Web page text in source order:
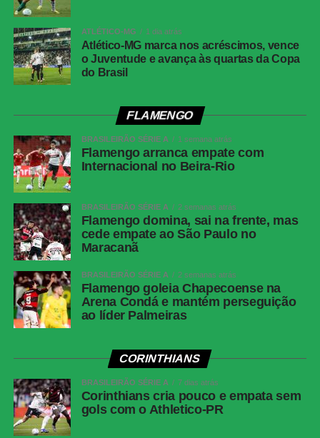
ATLÉTICO-MG 1 dia atrás
Atlético-MG marca nos acréscimos, vence
o Juventude e avança às quartas da Copa
do Brasil
FLAMENGO
BRASILEIRÃO SÉRIE A 1 semana atrás
Flamengo arranca empate com
Internacional no Beira-Rio
BRASILEIRÃO SÉRIE A 2 semanas atrás
Flamengo domina, sai na frente, mas
cede empate ao São Paulo no
Maracanã
BRASILEIRÃO SÉRIE A 2 semanas atrás
Flamengo goleia Chapecoense na
Arena Condá e mantém perseguição
ao líder Palmeiras
CORINTHIANS
BRASILEIRÃO SÉRIE A 7 dias atrás
Corinthians cria pouco e empata sem
gols com o Athletico-PR